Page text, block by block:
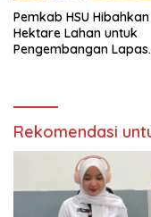
Pemkab HSU
Hektare Lahan untuk
Pengembangan Lapas
Rekomendasi